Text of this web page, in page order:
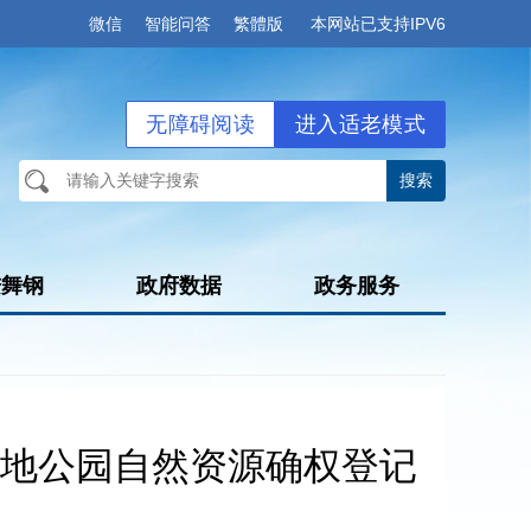
微信 智能问答 繁體版 本网站已支持IPV6
进入适老模式
无障碍阅读
钢 政府数据 政务服务
公园自然资源确权登记